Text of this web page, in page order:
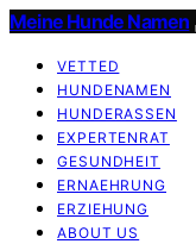
Meine Hunde Namen
VETTED
HUNDENAMEN
HUNDERASSEN
EXPERTENRAT
GESUNDHEIT
ERNAEHRUNG
ERZIEHUNG
ABOUT US